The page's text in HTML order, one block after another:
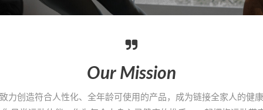
Our Mission
力创造符合人性化、全年龄可使用的产品，成为链接全家人的健